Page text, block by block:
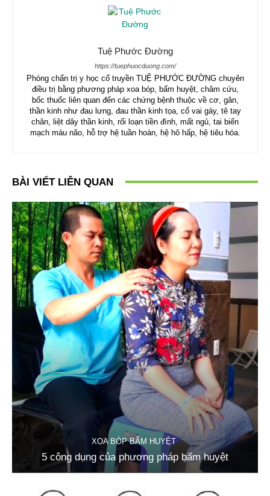
Tuệ Phước Đường
https://tuephuocduong.com/
Phòng chẩn trị y học cổ truyền TUỆ PHƯỚC ĐƯỜNG chuyên
điều trị bằng phương pháp xoa bóp, bấm huyệt, châm cứu,
bốc thuốc liên quan đến các chứng bệnh thuộc về cơ, gân,
thần kinh như đau lưng, đau thần kinh tọa, cổ vai gáy, tê tay
chân, liệt dây thần kinh, rối loạn tiền đình, mất ngủ, tai biến
mạch máu não, hỗ trợ hệ tuần hoàn, hệ hô hấp, hệ tiêu hóa.
BÀI VIẾT LIÊN QUAN
XOA BÓP BẤM HUYỆT
5 công dụng của phương pháp bấm huyệt